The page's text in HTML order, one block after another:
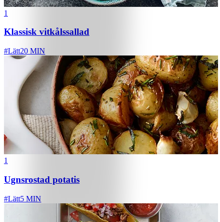
1
Klassisk vitkålssallad
#Lätt20 MIN
1
Ugnsrostad potatis
#Lätt5 MIN